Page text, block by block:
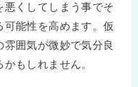
悪くしてしまう事でそ
能性を高めます。仮
囲気が微妙で気分良
もしれません。